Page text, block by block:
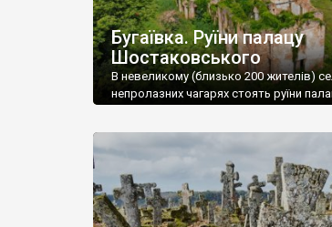
Бугаївка. Руїни палацу
Шостаковського
В невеликому (близько 200 жителів)
непролазних чагарях стоять руїни
потім клуб, ще пізніше – гуртожиток. У
століття тут розмістили
палацу виїхала лікарня – ми точно не